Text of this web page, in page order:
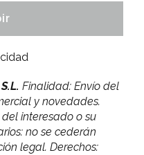
Finalidad: Envío del
y novedades.
interesado o su
no se cederán
legal. Derechos: